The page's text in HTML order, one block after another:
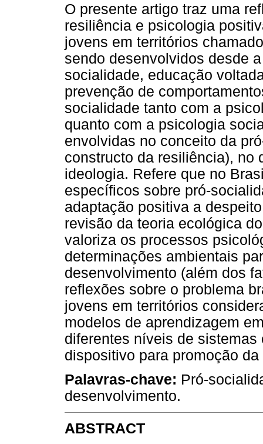
O presente artigo traz uma
resiliência e psicologia
jovens em territórios
sendo desenvolvidos desde
socialidade, educação
prevenção de
socialidade tanto com a
quanto com a psicologia
envolvidas no conceito da
constructo da resiliência), no
ideologia. Refere que no
específicos sobre pró-
adaptação positiva a
revisão da teoria ecológica
valoriza os processos
determinações ambientais
desenvolvimento (além dos
reflexões sobre o problema
jovens em territórios
modelos de aprendizagem
diferentes níveis de
dispositivo para promoção
Palavras-chave: Pró-
desenvolvimento.
ABSTRACT